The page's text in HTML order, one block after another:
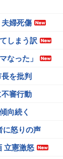
婦死傷
しまう訳
なった」
を批判
審行動
向続く
に怒りの声
立憲激怒